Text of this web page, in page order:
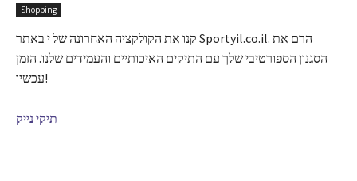
Shopping
קנו את הקולקציה האחרונה של י באתר Sportyil.co.il. הרם את
הסגנון הספורטיבי שלך עם התיקים האיכותיים והעמידים שלנו. הזמן
עכשיו!
תיקי נייק